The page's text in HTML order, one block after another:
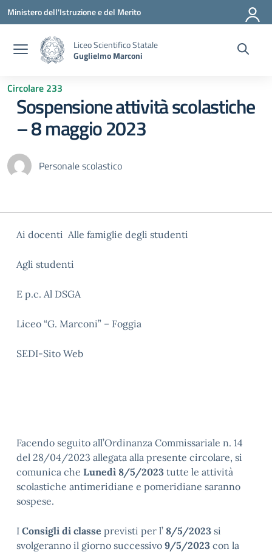
Vai ai contenuti
Vai al menu di navigazione
Vai al footer
Ministero dell'Istruzione e del Merito
Liceo Scientifico Statale
Guglielmo Marconi
Circolare 233
Sospensione attività scolastiche
– 8 maggio 2023
Personale scolastico
Ai docenti Alle famiglie degli studenti
Agli studenti
E p.c. Al DSGA
Liceo “G. Marconi” – Foggia
SEDI-Sito Web
Facendo seguito all’Ordinanza Commissariale n. 14
del 28/04/2023 allegata alla presente circolare, si
comunica che Lunedì 8/5/2023 tutte le attività
scolastiche antimeridiane e pomeridiane saranno
sospese.
I Consigli di classe previsti per l’ 8/5/2023 si
svolgeranno il giorno successivo 9/5/2023 con la